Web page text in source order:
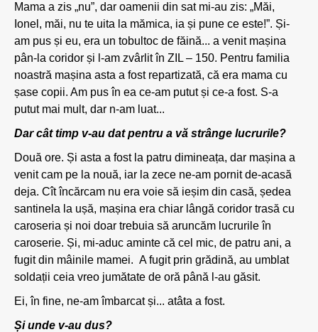
Mama a zis „nu”, dar oamenii din sat mi-au zis: „Măi,
Ionel, măi, nu te uita la mămica, ia și pune ce este!”. Și-
am pus și eu, era un tobultoc de făină... a venit mașina
pân-la coridor și l-am zvârlit în ZIL – 150. Pentru familia
noastră mașina asta a fost repartizată, că era mama cu
șase copii. Am pus în ea ce-am putut și ce-a fost. S-a
putut mai mult, dar n-am luat...
Dar cât timp v-au dat pentru a vă strânge lucrurile?
Două ore. Și asta a fost la patru dimineața, dar mașina a
venit cam pe la nouă, iar la zece ne-am pornit de-acasă
deja. Cît încărcam nu era voie să ieșim din casă, ședea
santinela la ușă, mașina era chiar lângă coridor trasă cu
caroseria și noi doar trebuia să aruncăm lucrurile în
caroserie. Și, mi-aduc aminte că cel mic, de patru ani, a
fugit din mâinile mamei. A fugit prin grădină, au umblat
soldații ceia vreo jumătate de oră până l-au găsit.
Ei, în fine, ne-am îmbarcat și... atâta a fost.
Și unde v-au dus?